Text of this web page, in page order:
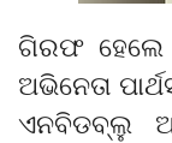
ଗିରଫ ହେଲେ
ଅଭିନେତା
ଏନବିଡବ୍ଲୁ